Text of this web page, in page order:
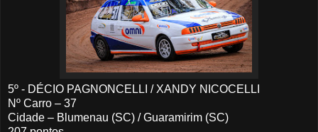
5º - DÉCIO PAGNONCELLI / XANDY NICOCELLI
Nº Carro – 37
Cidade – Blumenau (SC) / Guaramirim (SC)